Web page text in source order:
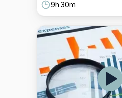
9h 30m